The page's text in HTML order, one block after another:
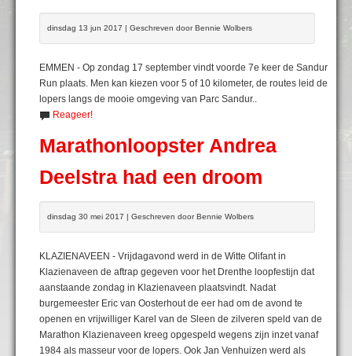
dinsdag 13 jun 2017 | Geschreven door Bennie Wolbers
EMMEN - Op zondag 17 september vindt voorde 7e keer de Sandur
Run plaats. Men kan kiezen voor 5 of 10 kilometer, de routes leid de
lopers langs de mooie omgeving van Parc Sandur..
Reageer!
Marathonloopster Andrea
Deelstra had een droom
dinsdag 30 mei 2017 | Geschreven door Bennie Wolbers
KLAZIENAVEEN - Vrijdagavond werd in de Witte Olifant in
Klazienaveen de aftrap gegeven voor het Drenthe loopfestijn dat
aanstaande zondag in Klazienaveen plaatsvindt. Nadat
burgemeester Eric van Oosterhout de eer had om de avond te
openen en vrijwilliger Karel van de Sleen de zilveren speld van de
Marathon Klazienaveen kreeg opgespeld wegens zijn inzet vanaf
1984 als masseur voor de lopers. Ook Jan Venhuizen werd als